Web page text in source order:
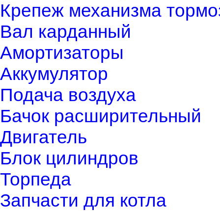
Крепеж механизма
Вал карданный
Амортизаторы
Аккумулятор
Подача воздуха
Бачок расширительный
Двигатель
Блок цилиндров
Торпеда
Запчасти для котла